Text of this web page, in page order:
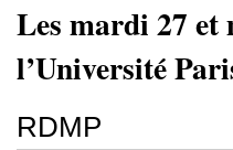
Les mardi 27 et
l’Université
RDMP